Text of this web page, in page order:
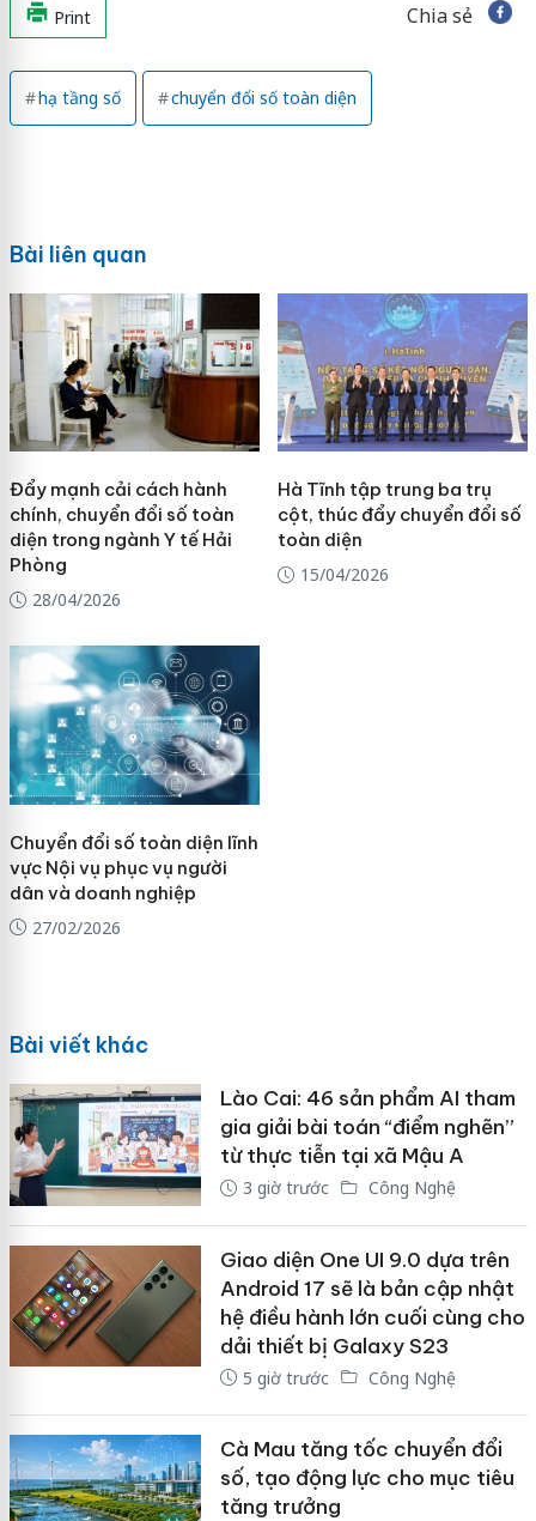
Print Chia sẻ
hạ tầng số chuyển đổi số toàn diện
Bài liên quan
Đẩy mạnh cải cách hành
chính, chuyển đổi số toàn
diện trong ngành Y tế Hải
Phòng
28/04/2026
Hà Tĩnh tập trung ba trụ
cột, thúc đẩy chuyển đổi số
toàn diện
15/04/2026
Chuyển đổi số toàn diện lĩnh
vực Nội vụ phục vụ người
dân và doanh nghiệp
27/02/2026
Bài viết khác
Lào Cai: 46 sản phẩm AI tham
gia giải bài toán “điểm nghẽn”
từ thực tiễn tại xã Mậu A
3 giờ trước Công Nghệ
Giao diện One UI 9.0 dựa trên
Android 17 sẽ là bản cập nhật
hệ điều hành lớn cuối cùng cho
dải thiết bị Galaxy S23
5 giờ trước Công Nghệ
Cà Mau tăng tốc chuyển đổi
số, tạo động lực cho mục tiêu
tăng trưởng